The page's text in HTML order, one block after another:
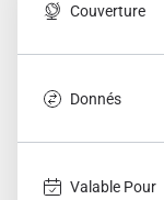
Couverture
Donnés
Valable Pour